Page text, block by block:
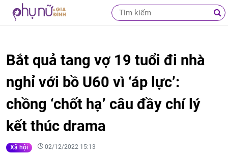
Bắt quả tang vợ 19 tuổi đi nhà
nghỉ với bồ U60 vì ‘áp lực’:
chồng ‘chốt hạ’ câu đầy chí lý
kết thúc drama
Xã hội 02/12/2022 15:13